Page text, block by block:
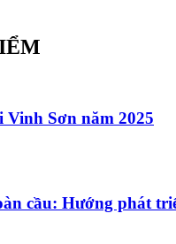
Sơn năm 2025
cầu: Hướng phát